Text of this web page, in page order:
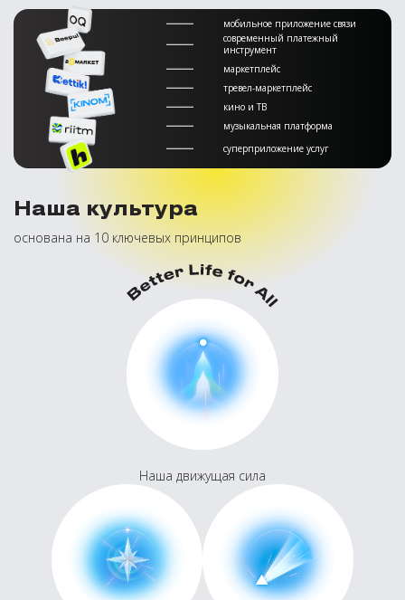
мобильное приложение связи
современный платежный
инструмент
маркетплейс
тревел-маркетплейс
кино и ТВ
музыкальная платформа
суперприложение услуг
Наша культура
основана на 10 ключевых принципов
Наша движущая сила